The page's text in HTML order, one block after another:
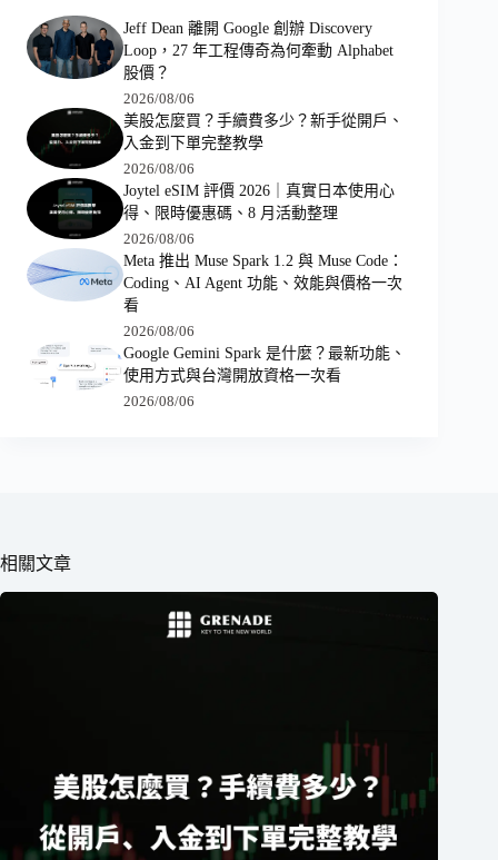
Jeff Dean 離開 Google 創辦 Discovery
Loop，27 年工程傳奇為何牽動 Alphabet
股價？
2026/08/06
美股怎麼買？手續費多少？新手從開戶、
入金到下單完整教學
2026/08/06
Joytel eSIM 評價 2026｜真實日本使用心
得、限時優惠碼、8 月活動整理
2026/08/06
Meta 推出 Muse Spark 1.2 與 Muse Code：
Coding、AI Agent 功能、效能與價格一次
看
2026/08/06
Google Gemini Spark 是什麼？最新功能、
使用方式與台灣開放資格一次看
2026/08/06
相關文章